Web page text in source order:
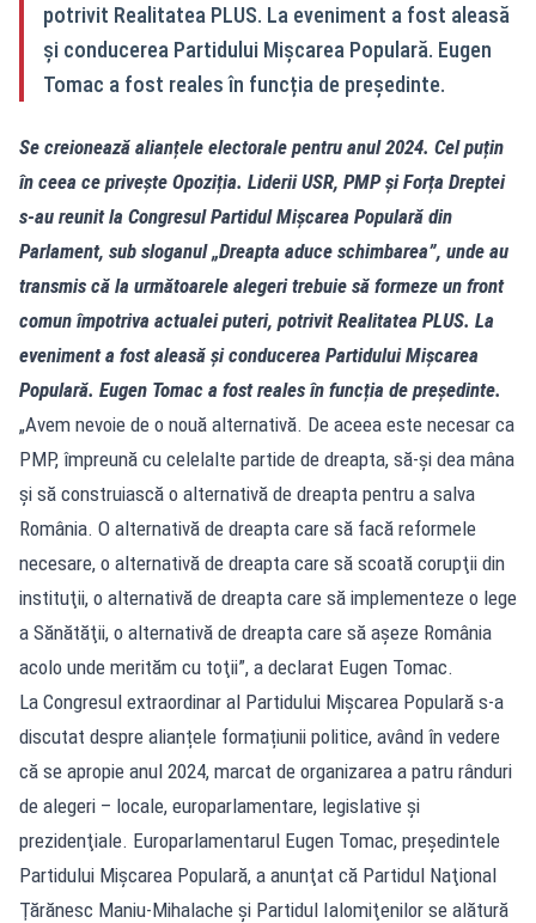
potrivit Realitatea PLUS. La eveniment a fost aleasă
și conducerea Partidului Mișcarea Populară. Eugen
Tomac a fost reales în funcția de președinte.
Se creionează alianțele electorale pentru anul 2024. Cel puțin
în ceea ce privește Opoziția. Liderii USR, PMP și Forța Dreptei
s-au reunit la Congresul Partidul Mișcarea Populară din
Parlament, sub sloganul „Dreapta aduce schimbarea”, unde au
transmis că la următoarele alegeri trebuie să formeze un front
comun împotriva actualei puteri, potrivit Realitatea PLUS. La
eveniment a fost aleasă și conducerea Partidului Mișcarea
Populară. Eugen Tomac a fost reales în funcția de președinte.
„Avem nevoie de o nouă alternativă. De aceea este necesar ca
PMP, împreună cu celelalte partide de dreapta, să-şi dea mâna
şi să construiască o alternativă de dreapta pentru a salva
România. O alternativă de dreapta care să facă reformele
necesare, o alternativă de dreapta care să scoată corupţii din
instituţii, o alternativă de dreapta care să implementeze o lege
a Sănătăţii, o alternativă de dreapta care să aşeze România
acolo unde merităm cu toţii”, a declarat Eugen Tomac.
La Congresul extraordinar al Partidului Mişcarea Populară s-a
discutat despre alianțele formațiunii politice, având în vedere
că se apropie anul 2024, marcat de organizarea a patru rânduri
de alegeri – locale, europarlamentare, legislative şi
prezidenţiale. Europarlamentarul Eugen Tomac, preşedintele
Partidului Mişcarea Populară, a anunţat că Partidul Naţional
Ţărănesc Maniu-Mihalache şi Partidul Ialomiţenilor se alătură